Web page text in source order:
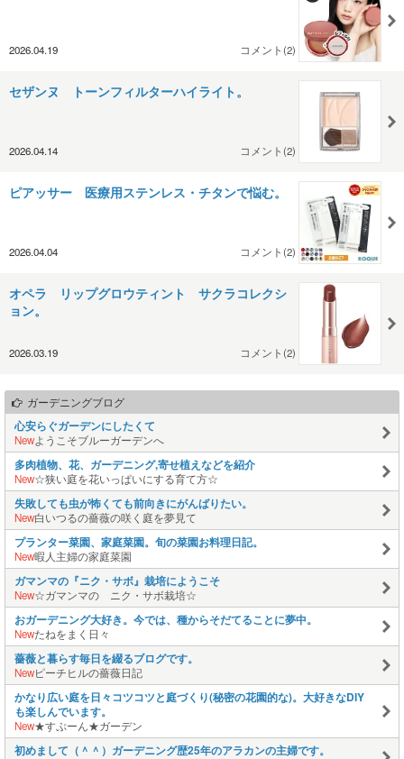
2026.04.19 コメント(2)
セザンヌ トーンフィルターハイライト。
2026.04.14 コメント(2)
ピアッサー 医療用ステンレス・チタンで悩む。
2026.04.04 コメント(2)
オペラ リップグロウティント サクラコレクシ
ョン。
2026.03.19 コメント(2)
ガーデニングブログ
心安らぐガーデンにしたくて
Newようこそブルーガーデンへ
多肉植物、花、ガーデニング,寄せ植えなどを紹介
New☆狭い庭を花いっぱいにする育て方☆
失敗しても虫が怖くても前向きにがんばりたい。
New白いつるの薔薇の咲く庭を夢見て
プランター菜園、家庭菜園。旬の菜園お料理日記。
New暇人主婦の家庭菜園
ガマンマの『ニク・サボ』栽培にようこそ
New☆ガマンマの ニク・サボ栽培☆
おガーデニング大好き。今では、種からそだてることに夢中。
Newたねをまく日々
薔薇と暮らす毎日を綴るブログです。
Newピーチヒルの薔薇日記
かなり広い庭を日々コツコツと庭づくり(秘密の花園的な)。大好きなDIY
も楽しんでいます。
New★すぷーん★ガーデン
初めまして（＾＾）ガーデニング歴25年のアラカンの主婦です。